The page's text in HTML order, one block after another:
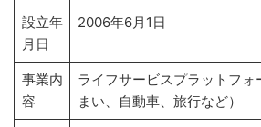
設立年
月日
2006年6月1日
事業内
容
ライフサービスプラットフォ
まい、自動車、旅行など）